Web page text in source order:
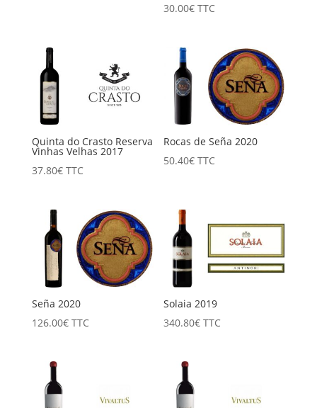
30.00€ TTC
Quinta do Crasto Reserva
Vinhas Velhas 2017
37.80€ TTC
Rocas de Seña 2020
50.40€ TTC
Seña 2020
126.00€ TTC
Solaia 2019
340.80€ TTC